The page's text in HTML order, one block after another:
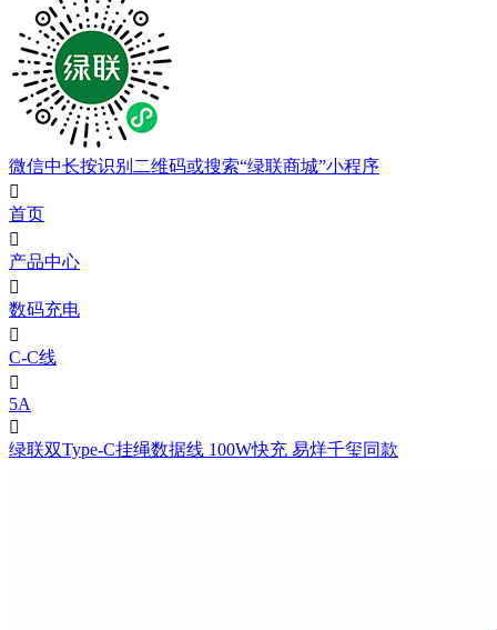
微信中长按识别二维码或搜索“绿联商城”小程序

首页

产品中心

数码充电

C-C线

5A

绿联双Type-C挂绳数据线 100W快充 易烊千玺同款